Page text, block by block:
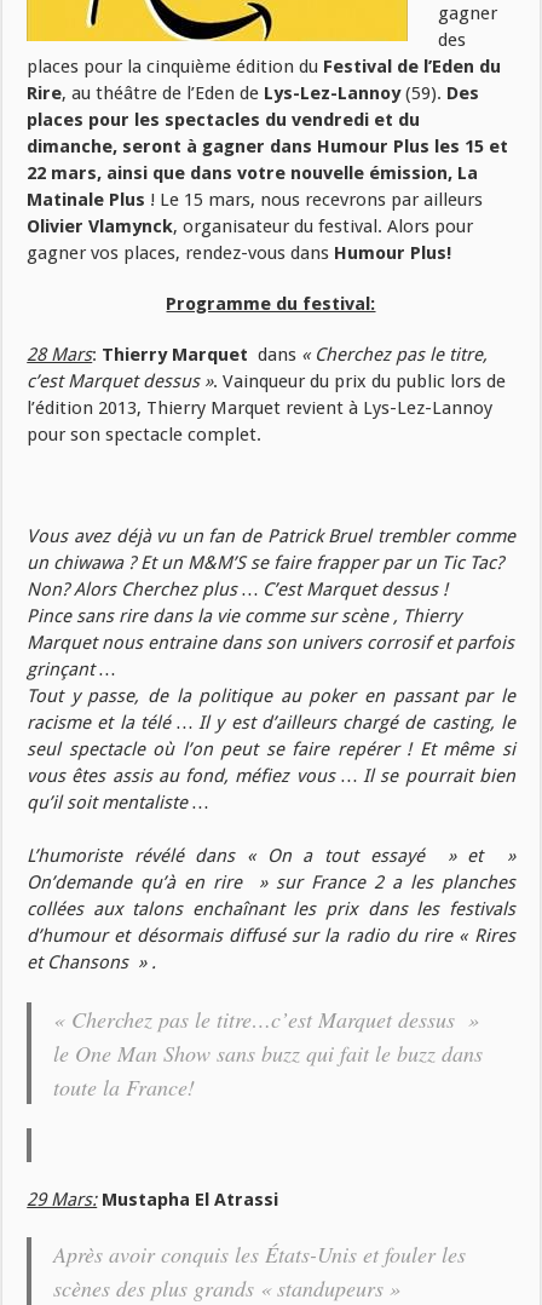
gagner
des
places pour la cinquième édition du Festival de l’Eden du
Rire, au théâtre de l’Eden de Lys-Lez-Lannoy(59). Des
places pour les spectacles du vendredi et du
dimanche, seront à gagner dans Humour Plus les 15 et
22 mars, ainsi que dans votre nouvelle émission, La
Matinale Plus ! Le 15 mars, nous recevrons par ailleurs
Olivier Vlamynck, organisateur du festival. Alors pour
gagner vos places, rendez-vous dans Humour Plus!
Programme du festival:
28 Mars: Thierry Marquet dans « Cherchez pas le titre,
c’est Marquet dessus ». Vainqueur du prix du public lors de
l’édition 2013, Thierry Marquet revient à Lys-Lez-Lannoy
pour son spectacle complet.
Vous avez déjà vu un fan de Patrick Bruel trembler comme
un chiwawa ? Et un M&M’S se faire frapper par un Tic Tac?
Non? Alors Cherchez plus … C’est Marquet dessus !
Pince sans rire dans la vie comme sur scène , Thierry
Marquet nous entraine dans son univers corrosif et parfois
grinçant …
Tout y passe, de la politique au poker en passant par le
racisme et la télé … Il y est d’ailleurs chargé de casting, le
seul spectacle où l’on peut se faire repérer ! Et même si
vous êtes assis au fond, méfiez vous … Il se pourrait bien
qu’il soit mentaliste …
L’humoriste révélé dans « On a tout essayé » et »
On’demande qu’à en rire » sur France 2 a les planches
collées aux talons enchaînant les prix dans les festivals
d’humour et désormais diffusé sur la radio du rire « Rires
et Chansons » .
« Cherchez pas le titre…c’est Marquet dessus »
le One Man Show sans buzz qui fait le buzz dans
toute la France!
29 Mars: Mustapha El Atrassi
Après avoir conquis les États-Unis et fouler les
scènes des plus grands « standupeurs »